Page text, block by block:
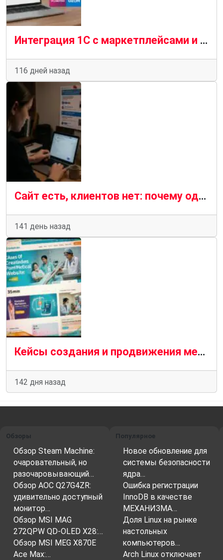
Интеграция 1С с маркетплейсами и службами доставки в 2026: кейсы и стоимость на примере Wildberries, Ozon, Яндекс Доставка
116 дней назад
Сайт есть, клиентов нет: почему одного создания сайта недостаточно
141 день назад
Кейсы создания и продвижения медицинских сайтов: опыт, ошибки и практические решения
142 дня назад
Обзоры
Обзор Steam Machine:
очаровательный, но
разочаровывающий…
Обзор AOC Q27G4ZR:
удивительно доступный
монитор…
Обзор MSI MAG
272QPW QD-OLED X28:…
Обзор MSI MEG X870E
Ace Max:…
Популярное
Новое обновление для
системы безопасности
ядра…
Ошибка регистрации
InnoDB в качестве
МЕХАНИЗМА…
Доля Linux на рынке
настольных
компьютеров…
Arch Linux отключает